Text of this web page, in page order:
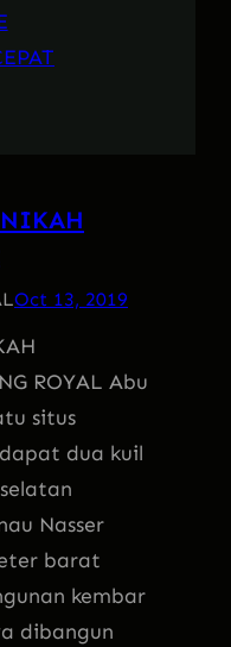
Oct 13, 2019
ROYAL Abu
situs
dua kuil
Nasser
barat
kembar
dibangun